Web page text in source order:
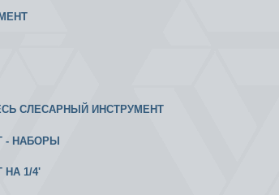
СЛЕСАРНЫЙ ИНСТРУМЕНТ
- НАБОРЫ
1/4'